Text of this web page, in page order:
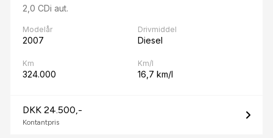
2,0 CDi aut.
Modelår
2007
Drivmiddel
Diesel
Km
324.000
Km/l
16,7 km/l
DKK 24.500,-
Kontantpris